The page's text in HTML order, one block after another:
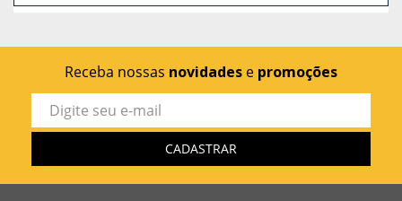
Receba nossas novidades e promoções